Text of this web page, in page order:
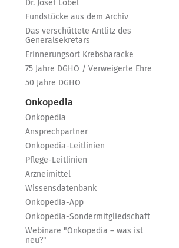
Dr. Josef Löbel
Fundstücke aus dem Archiv
Das verschüttete Antlitz des
Generalsekretärs
Erinnerungsort Krebsbaracke
75 Jahre DGHO / Verweigerte Ehre
50 Jahre DGHO
Onkopedia
Onkopedia
Ansprechpartner
Onkopedia-Leitlinien
Pflege-Leitlinien
Arzneimittel
Wissensdatenbank
Onkopedia-App
Onkopedia-Sondermitgliedschaft
Webinare "Onkopedia – was ist
neu?"